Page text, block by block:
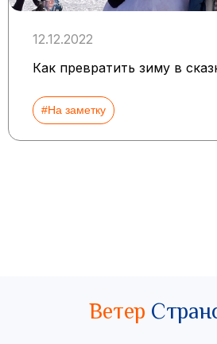
12.12.2022
Как превратить зиму в
#На заметку
Ветер